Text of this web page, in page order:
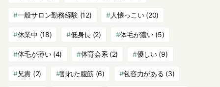
一般サロン勤務経験 (12) 人懐っこい(20)
休業中 (18) 低身長(2) 体毛が濃い(5)
体毛が薄い(4) 体育会系 (2) 優しい(9)
兄貴 (2) 割れた腹筋(6) 包容力がある (3)